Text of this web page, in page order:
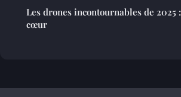
Les drones incontournables de 2025
cœur